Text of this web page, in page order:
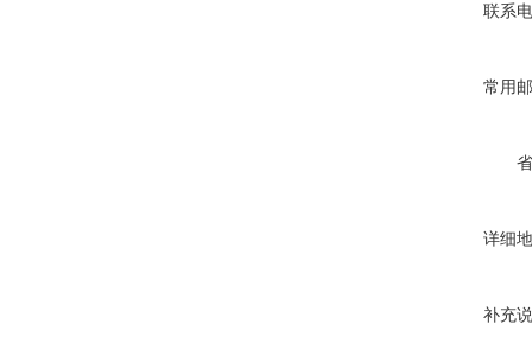
联系
常用
详细
补充